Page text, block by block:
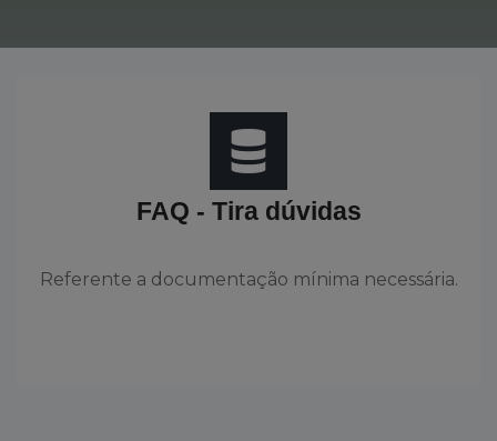
FAQ - Tira dúvidas
Referente a documentação mínima necessária.